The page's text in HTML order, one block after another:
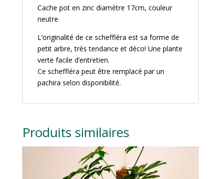
Cache pot en zinc diamètre 17cm, couleur
neutre
L’originalité de ce scheffléra est sa forme de
petit arbre, très tendance et déco! Une plante
verte facile d’entretien.
Ce scheffléra peut être remplacé par un
pachira selon disponibilité.
Produits similaires